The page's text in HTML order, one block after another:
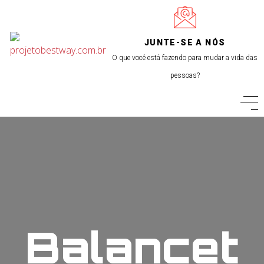
JUNTE-SE A NÓS
O que você está fazendo para mudar a vida das
pessoas?
Balancet